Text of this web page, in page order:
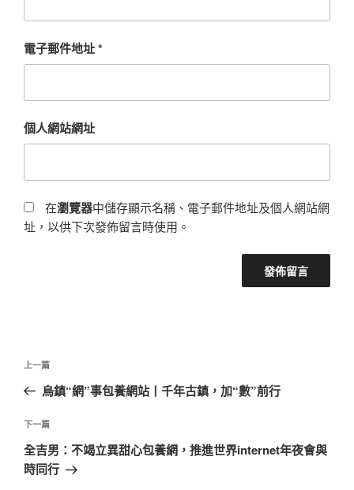
電子郵件地址*
個人網站網址
在瀏覽器中儲存顯示名稱、電子郵件地址及個人網站網
址，以供下次發佈留言時使用。
文
導
覽
上
一
文
章
上一篇
烏鎮“網”事包養網站丨千年古鎮，加“數”前行
下
一
篇
下一篇
全吉男：不竭立異甜心包養網，推進世界internet年夜會與
時同行